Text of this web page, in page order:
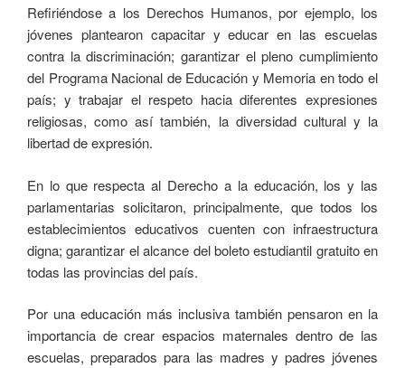
Refiriéndose a los Derechos Humanos, por ejemplo, los
jóvenes plantearon capacitar y educar en las escuelas
contra la discriminación; garantizar el pleno cumplimiento
del Programa Nacional de Educación y Memoria en todo el
país; y trabajar el respeto hacia diferentes expresiones
religiosas, como así también, la diversidad cultural y la
libertad de expresión.
En lo que respecta al Derecho a la educación, los y las
parlamentarias solicitaron, principalmente, que todos los
establecimientos educativos cuenten con infraestructura
digna; garantizar el alcance del boleto estudiantil gratuito en
todas las provincias del país.
Por una educación más inclusiva también pensaron en la
importancia de crear espacios maternales dentro de las
escuelas, preparados para las madres y padres jóvenes